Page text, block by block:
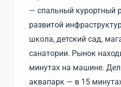
— спальный курортный
развитой
школа, детский сад,
санатории. Рынок
минутах на машине.
аквапарк — в 15